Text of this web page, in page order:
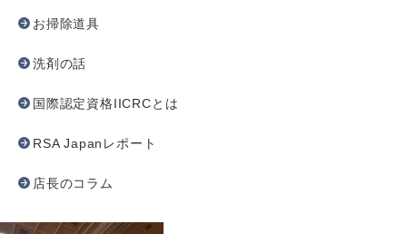
お掃除道具
洗剤の話
国際認定資格IICRCとは
RSA Japanレポート
店長のコラム